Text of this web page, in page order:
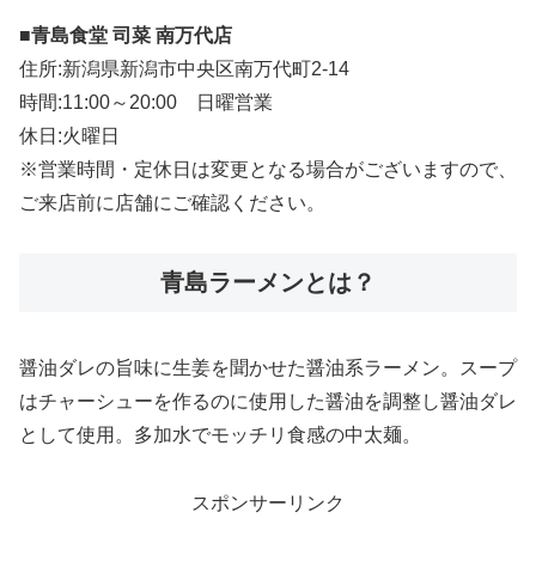
■青島食堂 司菜 南万代店
住所:新潟県新潟市中央区南万代町2-14
時間:11:00～20:00 日曜営業
休日:火曜日
※営業時間・定休日は変更となる場合がございますので、
ご来店前に店舗にご確認ください。
青島ラーメンとは？
醤油ダレの旨味に生姜を聞かせた醤油系ラーメン。スープ
はチャーシューを作るのに使用した醤油を調整し醤油ダレ
として使用。多加水でモッチリ食感の中太麺。
スポンサーリンク